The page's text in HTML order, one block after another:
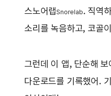
스노어랩Snorelab. 직역
소리를 녹음하고, 코골
그런데 이 앱, 단순해
다운로드를 기록했어.